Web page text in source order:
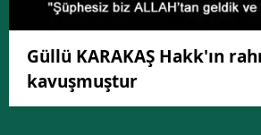
Güllü KARAKAŞ Hakk'ın
kavuşmuştur